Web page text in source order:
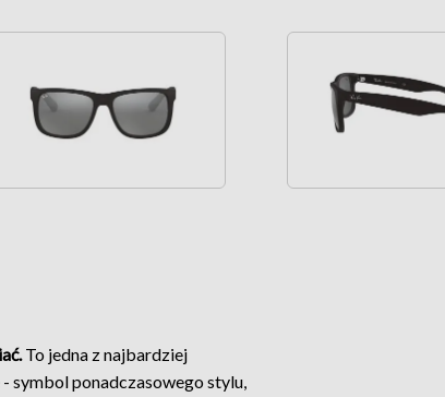
To jedna z najbardziej
symbol ponadczasowego stylu,